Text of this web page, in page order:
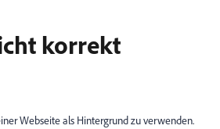
korrekt
Webseite als Hintergrund zu verwenden.